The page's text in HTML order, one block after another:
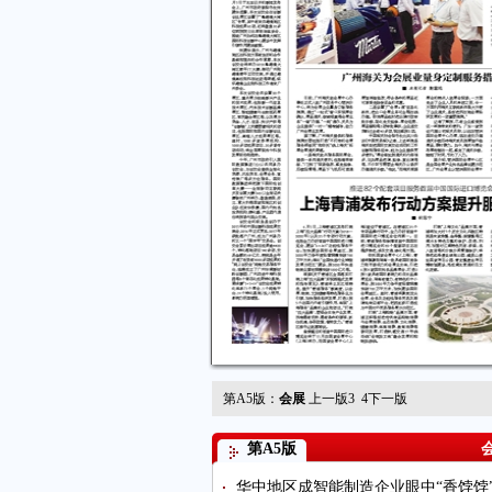
第A5版： 会展 上一版3 4下一版
第A5版
华中地区成智能制造企业眼中“香饽饽